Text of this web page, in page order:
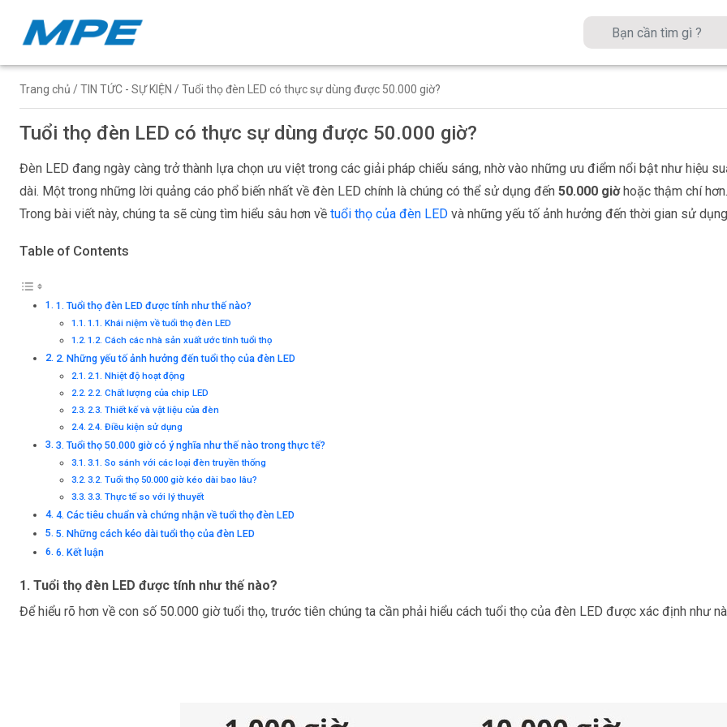
Trang chủ /TIN TỨC - SỰ KIỆN / Tuổi thọ đèn LED có thực sự dùng được 50.000 giờ?
Tuổi thọ đèn LED có thực sự dùng được 50.000 giờ?
Đèn LED đang ngày càng trở thành lựa chọn ưu việt trong các giải pháp chiếu sáng, nhờ vào những ưu điểm nổi bật như hiệu
dài. Một trong những lời quảng cáo phổ biến nhất về đèn LED chính là chúng có thể sử dụng đến 50.000 giờhoặc thậm chí
Trong bài viết này, chúng ta sẽ cùng tìm hiểu sâu hơn về tuổi thọ của đèn LED và những yếu tố ảnh hưởng đến thời gian sử
Table of Contents
1. Tuổi thọ đèn LED được tính như thế nào?
1.1. Khái niệm về tuổi thọ đèn LED
1.2. Cách các nhà sản xuất ước tính tuổi thọ
2. Những yếu tố ảnh hưởng đến tuổi thọ của đèn LED
2.1. Nhiệt độ hoạt động
2.2. Chất lượng của chip LED
2.3. Thiết kế và vật liệu của đèn
2.4. Điều kiện sử dụng
3. Tuổi thọ 50.000 giờ có ý nghĩa như thế nào trong thực tế?
3.1. So sánh với các loại đèn truyền thống
3.2. Tuổi thọ 50.000 giờ kéo dài bao lâu?
3.3. Thực tế so với lý thuyết
4. Các tiêu chuẩn và chứng nhận về tuổi thọ đèn LED
5. Những cách kéo dài tuổi thọ của đèn LED
6. Kết luận
1. Tuổi thọ đèn LED được tính như thế nào?
Để hiểu rõ hơn về con số 50.000 giờ tuổi thọ, trước tiên chúng ta cần phải hiểu cách tuổi thọ của đèn LED được xác định như